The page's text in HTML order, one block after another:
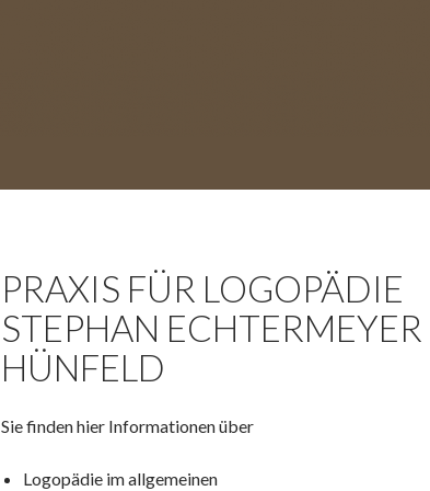
PRAXIS FÜR LOGOPÄDIE
STEPHAN
HÜNFELD
Sie finden hier Informationen über
Logopädie im allgemeinen